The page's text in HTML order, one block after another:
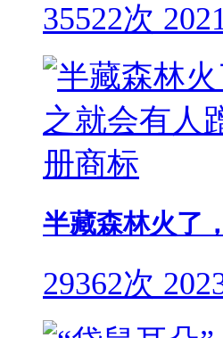
35522次
半藏森林火了
29362次